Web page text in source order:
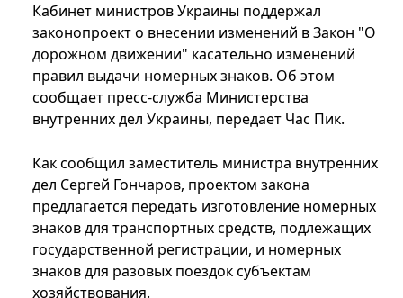
Кабинет министров Украины поддержал
законопроект о внесении изменений в Закон "О
дорожном движении" касательно изменений
правил выдачи номерных знаков. Об этом
сообщает пресс-служба Министерства
внутренних дел Украины, передает Час Пик.
Как сообщил заместитель министра внутренних
дел Сергей Гончаров, проектом закона
предлагается передать изготовление номерных
знаков для транспортных средств, подлежащих
государственной регистрации, и номерных
знаков для разовых поездок субъектам
хозяйствования.